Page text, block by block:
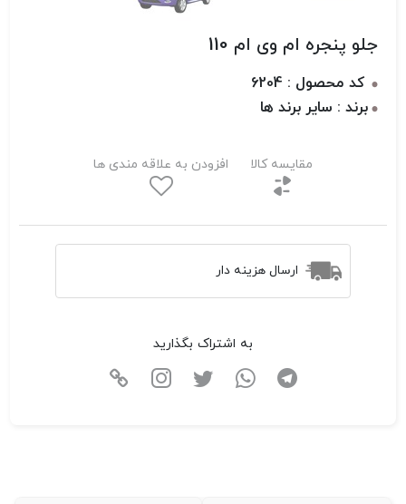
جلو پنجره ام وی ام 110
کد محصول : 6204
برند : سایر برند ها
مقایسه کالا افزودن به علاقه مندی ها
ارسال هزینه دار
به اشتراک بگذارید